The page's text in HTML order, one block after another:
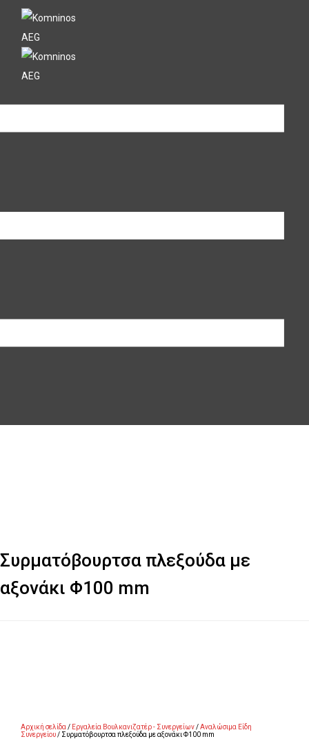
Συρματόβουρτσα πλεξούδα με
αξονάκι Φ100 mm
Αρχική σελίδα / Εργαλεία Βουλκανιζατέρ - Συνεργείων/Αναλώσιμα Είδη
Συνεργείου/ Συρματόβουρτσα πλεξούδα με αξονάκι Φ100 mm